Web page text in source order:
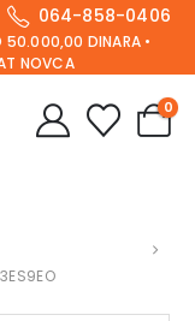
064-858-0406
50.000,00 DINARA •
NOVCA
0